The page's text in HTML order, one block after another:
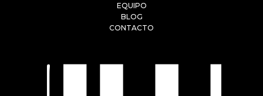
EQUIPO
BLOG
CONTACTO